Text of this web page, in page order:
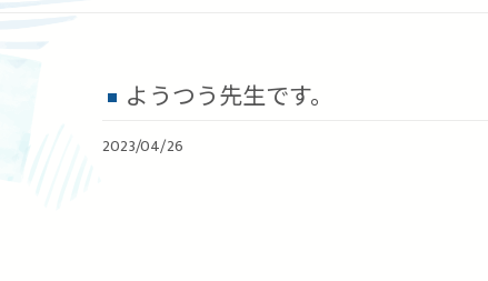
ようつう先生です。
2023/04/26